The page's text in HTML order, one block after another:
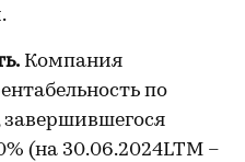
Компания
по
завершившегося
(на 30.06.2024LTM –